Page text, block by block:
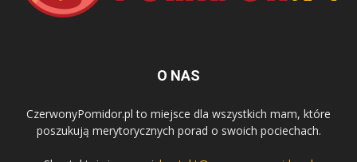
O NAS
CzerwonyPomidor.pl to miejsce dla wszystkich mam, które
poszukują merytorycznych porad o swoich pociechach.